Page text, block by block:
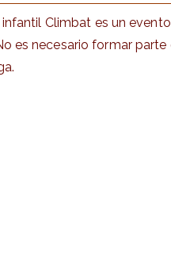
Climbat es un
es necesario formar